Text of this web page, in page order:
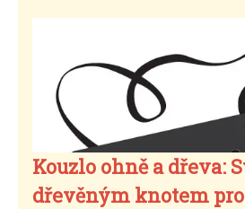
Kouzlo ohně a dřeva:
dřevěným knotem